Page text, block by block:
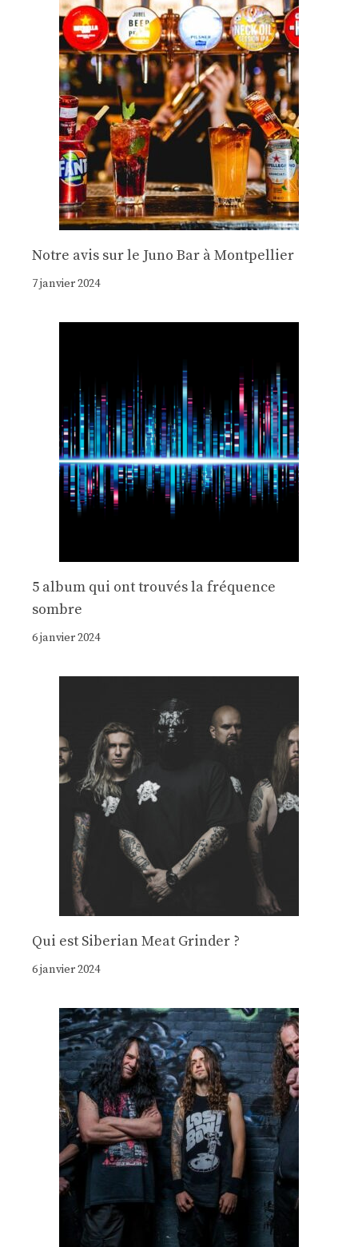
Notre avis sur le Juno Bar à Montpellier
7 janvier 2024
5 album qui ont trouvés la fréquence
sombre
6 janvier 2024
Qui est Siberian Meat Grinder ?
6 janvier 2024